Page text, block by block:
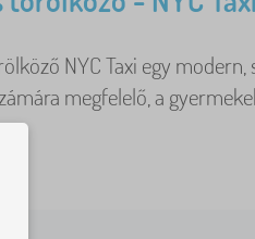
NYC Taxi egy modern,
megfelelő, a